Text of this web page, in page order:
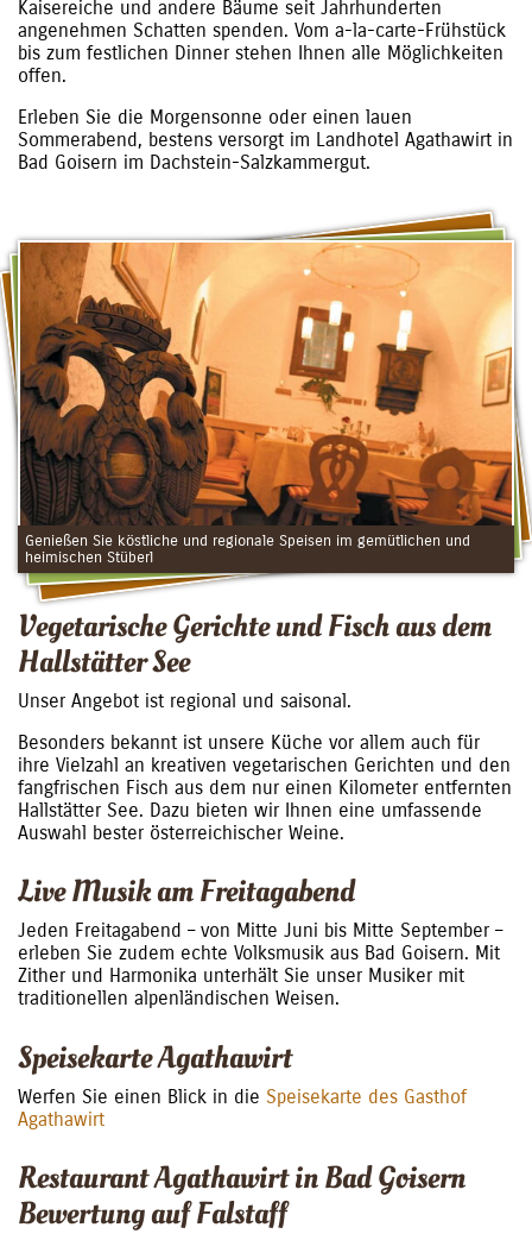
Kaisereiche und andere Bäume seit Jahrhunderten
angenehmen Schatten spenden. Vom a-la-carte-Frühstück
bis zum festlichen Dinner stehen Ihnen alle Möglichkeiten
offen.
Erleben Sie die Morgensonne oder einen lauen
Sommerabend, bestens versorgt im Landhotel Agathawirt in
Bad Goisern im Dachstein-Salzkammergut.
Genießen Sie köstliche und regionale Speisen im gemütlichen und
heimischen Stüberl
Vegetarische Gerichte und Fisch aus dem
Hallstätter See
Unser Angebot ist regional und saisonal.
Besonders bekannt ist unsere Küche vor allem auch für
ihre Vielzahl an kreativen vegetarischen Gerichten und den
fangfrischen Fisch aus dem nur einen Kilometer entfernten
Hallstätter See. Dazu bieten wir Ihnen eine umfassende
Auswahl bester österreichischer Weine.
Live Musik am Freitagabend
Jeden Freitagabend – von Mitte Juni bis Mitte September –
erleben Sie zudem echte Volksmusik aus Bad Goisern. Mit
Zither und Harmonika unterhält Sie unser Musiker mit
traditionellen alpenländischen Weisen.
Speisekarte Agathawirt
Werfen Sie einen Blick in die Speisekarte des Gasthof
Agathawirt
Restaurant Agathawirt in Bad Goisern
Bewertung auf Falstaff